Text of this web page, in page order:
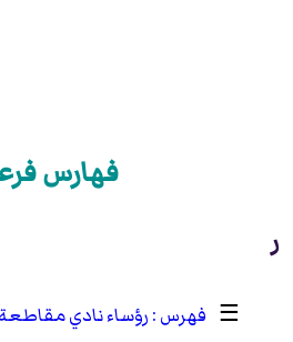
فهارس
ر
☰ رؤساء نادي